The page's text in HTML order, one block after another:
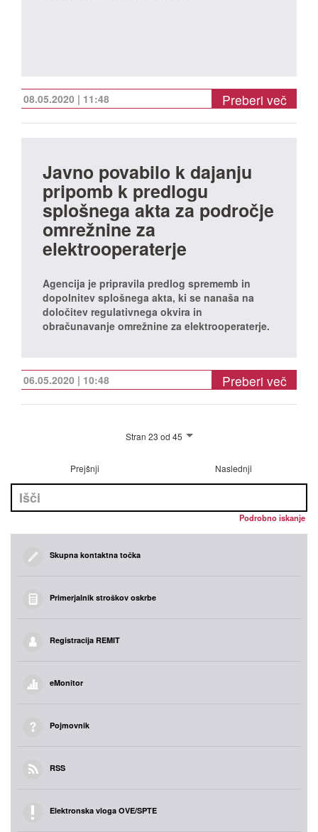
08.05.2020 | 11:48 Preberi več
Javno povabilo k dajanju
pripomb k predlogu
splošnega akta za področje
omrežnine za
elektrooperaterje
Agencija je pripravila predlog sprememb in
dopolnitev splošnega akta, ki se nanaša na
določitev regulativnega okvira in
obračunavanje omrežnine za elektrooperaterje.
06.05.2020 | 10:48 Preberi več
Stran 23 od 45
Prejšnji Naslednji
Podrobno iskanje
Skupna kontaktna točka
Primerjalnik stroškov oskrbe
Registracija REMIT
eMonitor
Pojmovnik
RSS
Elektronska vloga OVE/SPTE